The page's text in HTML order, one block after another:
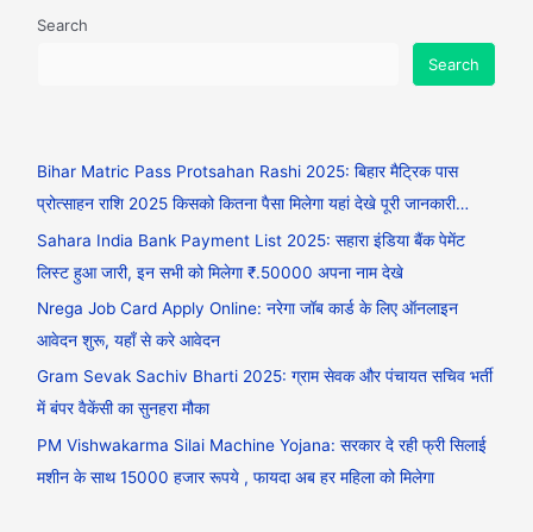
Search
Search
Bihar Matric Pass Protsahan Rashi 2025: बिहार मैट्रिक पास
प्रोत्साहन राशि 2025 किसको कितना पैसा मिलेगा यहां देखे पूरी जानकारी…
Sahara India Bank Payment List 2025: सहारा इंडिया बैंक पेमेंट
लिस्ट हुआ जारी, इन सभी को मिलेगा ₹.50000 अपना नाम देखे
Nrega Job Card Apply Online: नरेगा जॉब कार्ड के लिए ऑनलाइन
आवेदन शुरू, यहाँ से करे आवेदन
Gram Sevak Sachiv Bharti 2025: ग्राम सेवक और पंचायत सचिव भर्ती
में बंपर वैकेंसी का सुनहरा मौका
PM Vishwakarma Silai Machine Yojana: सरकार दे रही फ्री सिलाई
मशीन के साथ 15000 हजार रूपये , फायदा अब हर महिला को मिलेगा